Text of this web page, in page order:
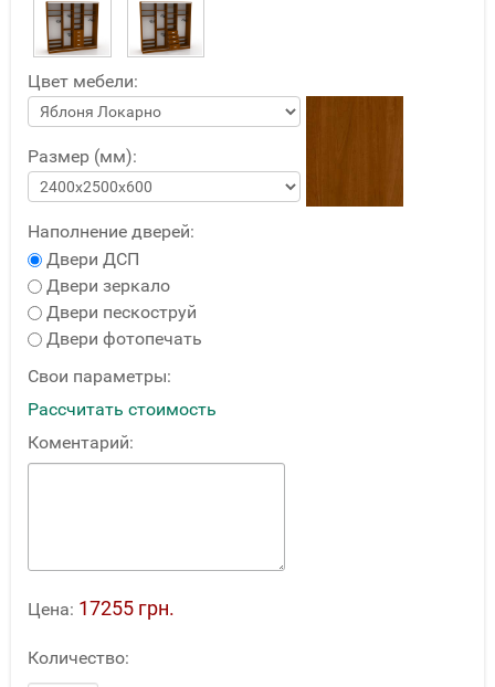
Цвет мебели:
Размер (мм):
Наполнение дверей:
Двери ДСП
Двери зеркало
Двери пескоструй
Двери фотопечать
Свои параметры:
Рассчитать стоимость
Коментарий:
Цена: 17255 грн.
Количество: